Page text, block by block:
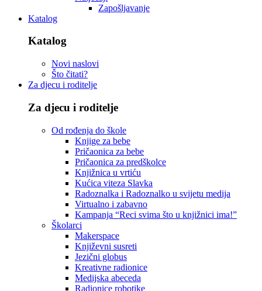
Zapošljavanje
Katalog
Katalog
Novi naslovi
Što čitati?
Za djecu i roditelje
Za djecu i roditelje
Od rođenja do škole
Knjige za bebe
Pričaonica za bebe
Pričaonica za predškolce
Knjižnica u vrtiću
Kućica viteza Slavka
Radoznalka i Radoznalko u svijetu medija
Virtualno i zabavno
Kampanja “Reci svima što u knjižnici ima!”
Školarci
Makerspace
Književni susreti
Jezični globus
Kreativne radionice
Medijska abeceda
Radionice robotike